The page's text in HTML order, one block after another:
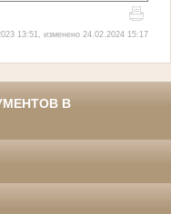
13:51, изменено 24.02.2024 15:17
В